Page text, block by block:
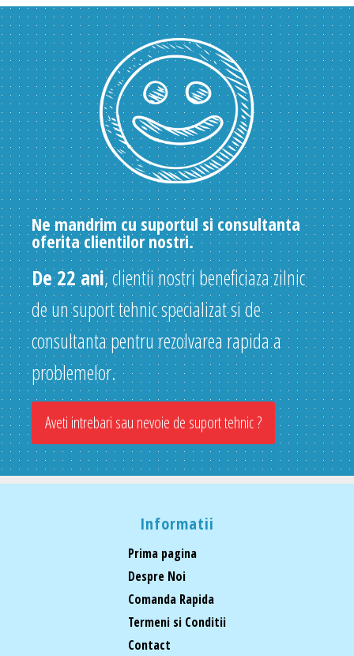
Ne mandrim cu suportul si consultanta
oferita clientilor nostri.
De 22 ani, clientii nostri beneficiaza zilnic
de un suport tehnic specializat si de
consultanta pentru rezolvarea rapida a
problemelor.
Aveti intrebari sau nevoie de suport tehnic ?
Informatii
Prima pagina
Despre Noi
Comanda Rapida
Termeni si Conditii
Contact